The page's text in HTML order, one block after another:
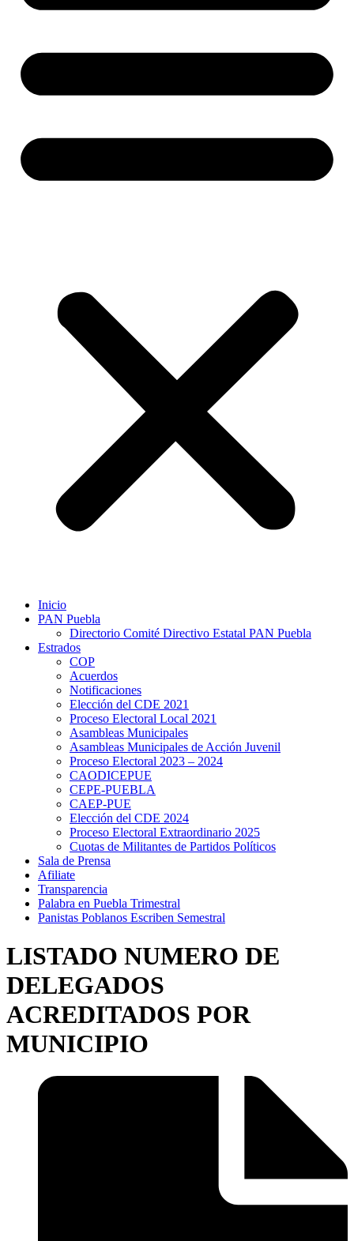
Inicio
PAN Puebla
Directorio Comité Directivo Estatal PAN Puebla
Estrados
COP
Acuerdos
Notificaciones
Elección del CDE 2021
Proceso Electoral Local 2021
Asambleas Municipales
Asambleas Municipales de Acción Juvenil
Proceso Electoral 2023 – 2024
CAODICEPUE
CEPE-PUEBLA
CAEP-PUE
Elección del CDE 2024
Proceso Electoral Extraordinario 2025
Cuotas de Militantes de Partidos Políticos
Sala de Prensa
Afiliate
Transparencia
Palabra en Puebla Trimestral
Panistas Poblanos Escriben Semestral
LISTADO NUMERO DE
DELEGADOS
ACREDITADOS POR
MUNICIPIO